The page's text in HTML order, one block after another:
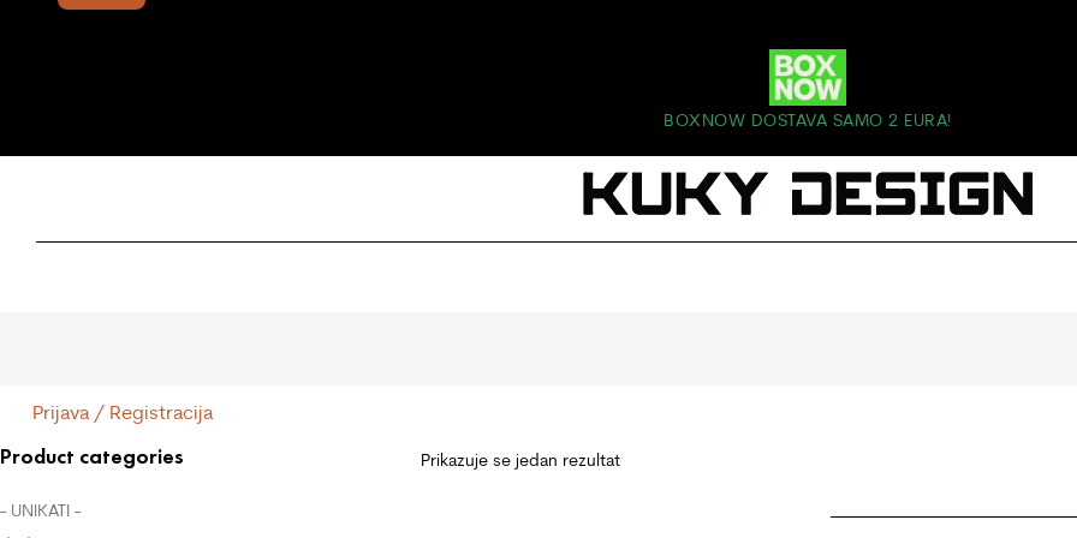
BOXNOW DOSTAVA SAMO 2 EURA!
Prijava / Registracija
Prikazuje se jedan rezultat
Product categories
- UNIKATI -